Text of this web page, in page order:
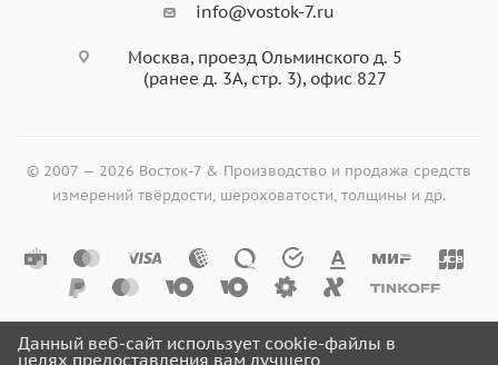
info@vostok-7.ru
Москва, проезд Ольминского д. 5
(ранее д. 3А, стр. 3), офис 827
© 2007 — 2026 Восток-7 & Производство и продажа средств
измерений твёрдости, шероховатости, толщины и др.
Данный веб-сайт использует cookie-файлы в
целях предоставления вам лучшего